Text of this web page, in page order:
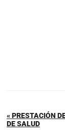
« PRESTACIÓN
DE SALUD